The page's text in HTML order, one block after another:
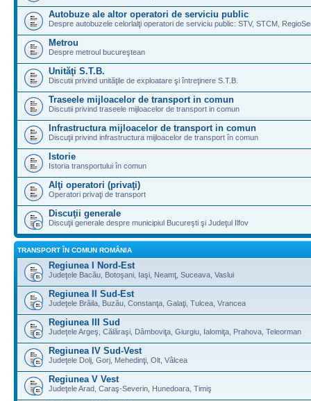
Autobuze ale altor operatori de serviciu public
Despre autobuzele celorlalţi operatori de serviciu public: STV, STCM,
Metrou
Despre metroul bucureştean
Unităţi S.T.B.
Discutii privind unităţile de exploatare şi întreţinere S.T.B.
Traseele mijloacelor de transport in comun
Discutii privind traseele mijloacelor de transport in comun
Infrastructura mijloacelor de transport in comun
Discuţii privind infrastructura mijloacelor de transport în comun
Istorie
Istoria transportului în comun
Alţi operatori (privaţi)
Operatori privaţi de transport
Discuţii generale
Discuţii generale despre municipiul Bucureşti şi Judeţul Ilfov
TRANSPORT ÎN COMUN ROMÂNIA
Regiunea I Nord-Est
Judeţele Bacău, Botoşani, Iaşi, Neamţ, Suceava, Vaslui
Regiunea II Sud-Est
Judeţele Brăila, Buzău, Constanţa, Galaţi, Tulcea, Vrancea
Regiunea III Sud
Judeţele Argeş, Călăraşi, Dâmboviţa, Giurgiu, Ialomiţa, Prahova, Teleorman
Regiunea IV Sud-Vest
Judeţele Dolj, Gorj, Mehedinţi, Olt, Vâlcea
Regiunea V Vest
Judeţele Arad, Caraş-Severin, Hunedoara, Timiş